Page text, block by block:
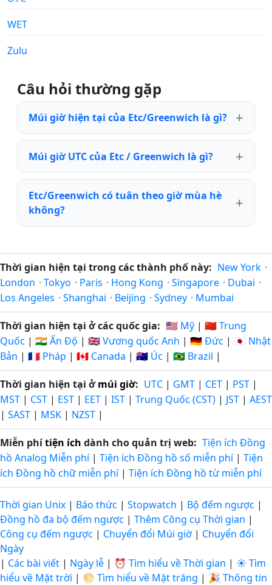
WET
Zulu
Câu hỏi thường gặp
Múi giờ hiện tại của Etc/Greenwich là gì?
Múi giờ UTC của Etc / Greenwich là gì?
Etc/Greenwich có tuân theo giờ mùa hè
không?
Thời gian hiện tại trong các thành phố này: New York ·
London · Tokyo · Paris · Hong Kong · Singapore · Dubai ·
Los Angeles · Shanghai · Beijing · Sydney · Mumbai
Thời gian hiện tại ở các quốc gia: 🇺🇸 Mỹ | 🇨🇳 Trung
Quốc | 🇮🇳 Ấn Độ | 🇬🇧 Vương quốc Anh | 🇩🇪 Đức | 🇯🇵 Nhật
Bản | 🇫🇷 Pháp | 🇨🇦 Canada | 🇦🇺 Úc | 🇧🇷 Brazil |
Thời gian hiện tại ởmúi giờ: UTC | GMT | CET | PST |
MST | CST | EST | EET | IST | Trung Quốc (CST) | JST | AEST
| SAST | MSK | NZST |
Miễn phítiện ích dành cho quản trị web: Tiện ích Đồng
hồ Analog Miễn phí| Tiện ích Đồng hồ số miễn phí| Tiện
ích Đồng hồ chữ miễn phí| Tiện ích Đồng hồ từ miễn phí
Thời gian Unix | Báo thức | Stopwatch | Bộ đếm ngược |
Đồng hồ đa bộ đếm ngược | Thêm Công cụ Thời gian |
Công cụ đếm ngược | Chuyển đổi Múi giờ | Chuyển đổi
Ngày
| Các bài viết | Ngày lễ | ⏰ Tìm hiểu về Thời gian | ☀️ Tìm
hiểu về Mặt trời | 🌕 Tìm hiểu về Mặt trăng | 🎉 Thông tin